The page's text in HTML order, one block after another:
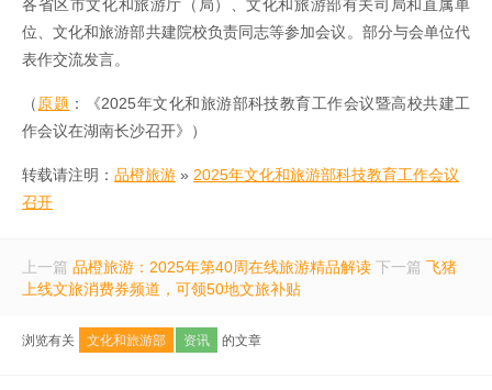
各省区市文化和旅游厅（局）、文化和旅游部有关司局和直属单
位、文化和旅游部共建院校负责同志等参加会议。部分与会单位代
表作交流发言。
（原题 ：《2025年文化和旅游部科技教育工作会议暨高校共建工
作会议在湖南长沙召开》）
转载请注明： 品橙旅游 » 2025年文化和旅游部科技教育工作会议
召开
上一篇 品橙旅游：2025年第40周在线旅游精品解读 下一篇 飞猪
上线文旅消费券频道，可领50地文旅补贴
浏览有关 文化和旅游部 资讯 的文章